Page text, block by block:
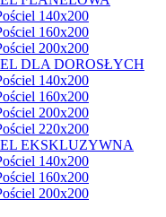
140x200
160x200
200x200
DLA DOROSŁYCH
140x200
160x200
200x200
220x200
EKSKLUZYWNA
140x200
160x200
200x200